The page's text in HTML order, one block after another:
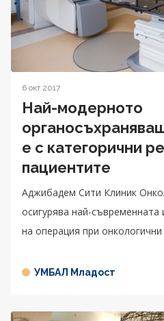
6 окт 2017
Най-модерното
е с категорични
пациентите
Аджибадем Сити Клиник
осигурява най-
на операция при
УМБАЛ Младост